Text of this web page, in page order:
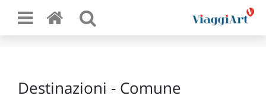
Destinazioni - Comune